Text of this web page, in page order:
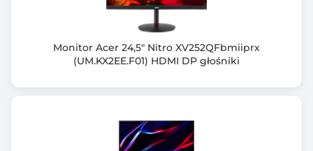
Rozdzielczość maksymalna
2560 x 1440 (WQHD)
75
Częstotliwość odchylania pionowego (Hz)
VGA: 48~75 | HDMI: 48~75 | DP: 48~75
Monitor Acer 24,5" Nitro XV252QFbmiiprx
(UM.KX2EE.F01) HDMI DP głośniki